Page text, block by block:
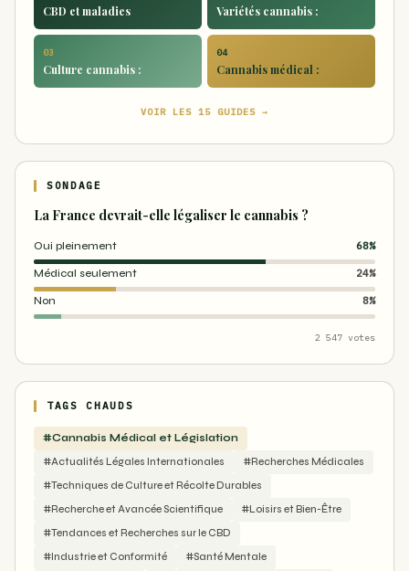
CBD et maladies Variétés cannabis :
03
Culture cannabis :
04
Cannabis médical :
VOIR LES 15 GUIDES →
SONDAGE
La France devrait-elle légaliser le cannabis ?
Oui pleinement 68%
Médical seulement 24%
Non 8%
2 547 votes
TAGS CHAUDS
#Cannabis Médical et Législation
#Actualités Légales Internationales
#Recherches Médicales
#Techniques de Culture et Récolte Durables
#Recherche et Avancée Scientifique
#Loisirs et Bien-Être
#Tendances et Recherches sur le CBD
#Industrie et Conformité
#Santé Mentale